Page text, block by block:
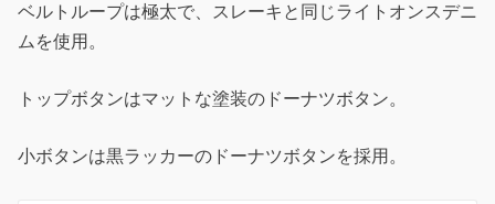
ベルトループは極太で、スレーキと同じライトオンスデニ
ムを使用。
トップボタンはマットな塗装のドーナツボタン。
小ボタンは黒ラッカーのドーナツボタンを採用。